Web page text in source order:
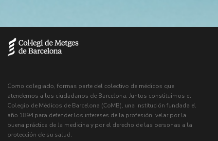
Como colegiado, formas parte del colectivo de médicos que
atendemos a los ciudadanos de Barcelona. Juntos constituimos el
Colegio de Médicos de Barcelona (CoMB), una institución fundada el
año 1894 para defender los intereses de la profesión, velar por la
buena práctica de la medicina y por el derecho de las personas a la
protección de su salud.